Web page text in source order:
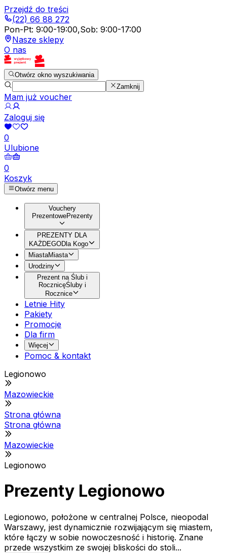
Przejdź do treści
(22) 66 88 272
Pon-Pt: 9:00-19:00,Sob: 9:00-17:00
Nasze sklepy
O nas
Otwórz okno wyszukiwania
Zamknij
Mam już voucher
Zaloguj się
0
Ulubione
0
Koszyk
Otwórz menu
Vouchery
PrezentowePrezenty
PREZENTY DLA
KAŻDEGODla Kogo
MiastaMiasta
Urodziny
Prezent na Ślub i
RocznicęŚluby i
Rocznice
Letnie Hity
Pakiety
Promocje
Dla firm
Więcej
Pomoc & kontakt
Legionowo
Mazowieckie
Strona główna
Strona główna
Mazowieckie
Legionowo
Prezenty Legionowo
Legionowo, położone w centralnej Polsce, nieopodal
Warszawy, jest dynamicznie rozwijającym się miastem,
które łączy w sobie nowoczesność i historię. Znane
przede wszystkim ze swojej bliskości do stoli...